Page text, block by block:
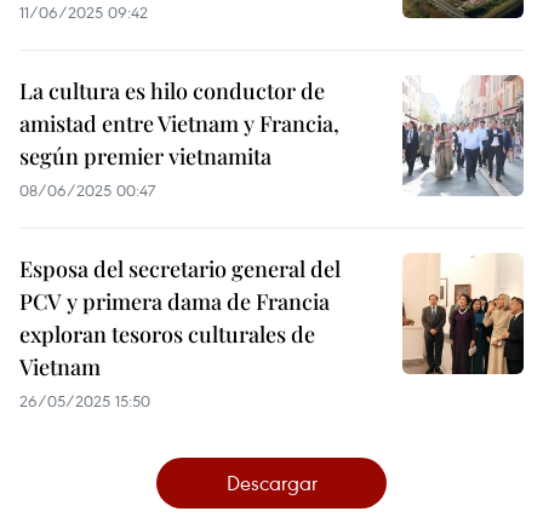
11/06/2025 09:42
La cultura es hilo conductor de
amistad entre Vietnam y Francia,
según premier vietnamita
08/06/2025 00:47
Esposa del secretario general del
PCV y primera dama de Francia
exploran tesoros culturales de
Vietnam
26/05/2025 15:50
Descargar